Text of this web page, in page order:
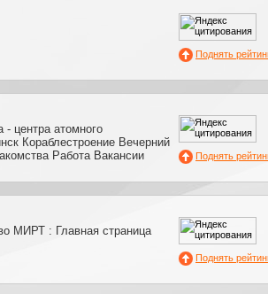
Поднять
- центра атомного
Кораблестроение Вечерний
Работа Вакансии
Поднять
МИРТ : Главная страница
Поднять